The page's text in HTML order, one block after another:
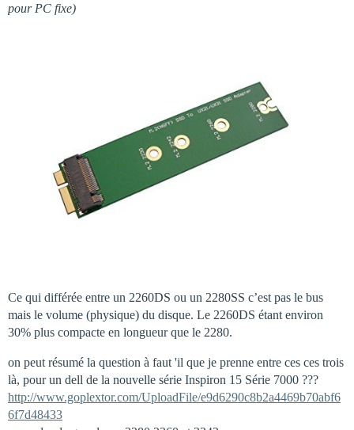
pour PC fixe)
Ce qui différée entre un 2260DS ou un 2280SS c’est pas le bus
mais le volume (physique) du disque. Le 2260DS étant environ
30% plus compacte en longueur que le 2280.
on peut résumé la question à faut 'il que je prenne entre ces ces trois
là, pour un dell de la nouvelle série Inspiron 15 Série 7000 ???
http://www.goplextor.com/UploadFile/e9d6290c8b2a4469b70abf6
6f7d48433